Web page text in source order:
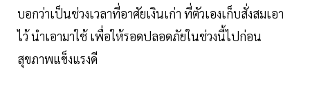
บอกว่าเป็นช่วงเวลาที่อาศัยเงินเก่า ที่ตัวเองเก็บสั่งสมเอา
ไว้ นำเอามาใช้ เพื่อให้รอดปลอดภัยในช่วงนี้ไปก่อน
สุขภาพแข็งแรงดี